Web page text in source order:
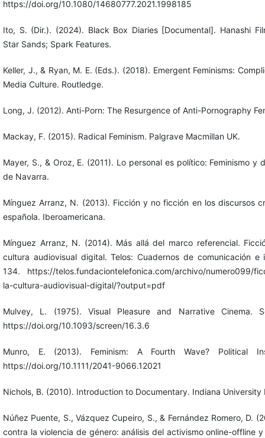
https://doi.org/10.1080/14680777.2021.1998185
Ito, S. (Dir.). (2024). Black Box Diaries [Documental]. Hanashi
Star Sands; Spark Features.
Keller, J., & Ryan, M. E. (Eds.). (2018). Emergent Feminisms:
Media Culture. Routledge.
Long, J. (2012). Anti-Porn: The Resurgence of Anti-Pornography
Mackay, F. (2015). Radical Feminism. Palgrave Macmillan UK.
Mayer, S., & Oroz, E. (2011). Lo personal es político: Feminismo y
de Navarra.
Mínguez Arranz, N. (2013). Ficción y no ficción en los discursos
española. Iberoamericana.
Mínguez Arranz, N. (2014). Más allá del marco referencial.
cultura audiovisual digital. Telos: Cuadernos de comunicación e
134. https://telos.fundaciontelefonica.com/archivo/numero099/
la-cultura-audiovisual-digital/?output=pdf
Mulvey, L. (1975). Visual Pleasure and Narrative Cinema.
https://doi.org/10.1093/screen/16.3.6
Munro, E. (2013). Feminism: A Fourth Wave? Political
https://doi.org/10.1111/2041-9066.12021
Nichols, B. (2010). Introduction to Documentary. Indiana University
Núñez Puente, S., Vázquez Cupeiro, S., & Fernández Romero, D.
contra la violencia de género: análisis del activismo online-offline